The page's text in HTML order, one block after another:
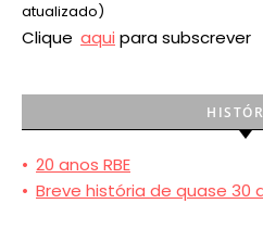
atualizado)
Clique aqui para subscrever
• 20 anos RBE
• Breve história de quase 30